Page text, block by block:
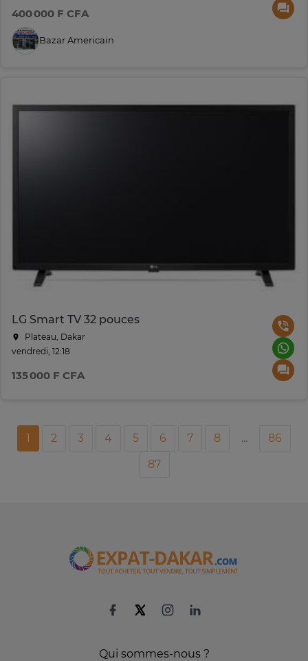
400 000 F CFA
Bazar Americain
LG Smart TV 32 pouces
Plateau, Dakar
vendredi, 12:18
135 000 F CFA
1 2 3 4 5 6 7 8 ...
86
87
Qui sommes-nous ?